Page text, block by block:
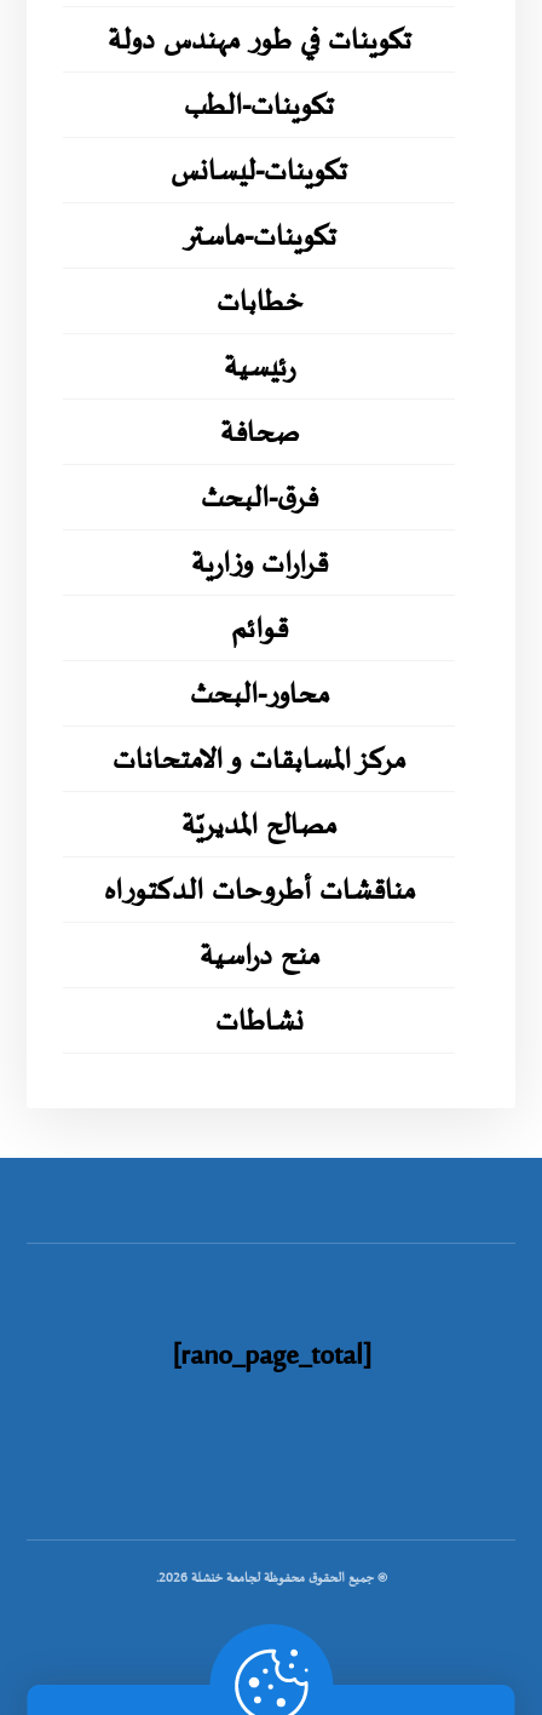
تكوينات في طور مهندس دولة
تكوينات-الطب
تكوينات-ليسانس
تكوينات-ماستر
خطابات
رئيسية
صحافة
فرق-البحث
قرارات وزارية
قوائم
محاور-البحث
مركز المسابقات و الامتحانات
مصالح المديريّة
مناقشات أطروحات الدكتوراه
منح دراسية
نشاطات
[rano_page_total]
© جميع الحقوق محفوظة لجامعة خنشلة 2026.
.